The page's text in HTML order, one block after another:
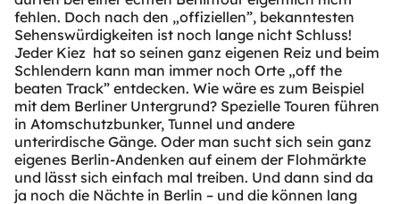
fehlen. Doch nach den „offiziellen”, bekanntesten
Sehenswürdigkeiten ist noch lange nicht Schluss!
Jeder Kiez hat so seinen ganz eigenen Reiz und beim
Schlendern kann man immer noch Orte „off the
beaten Track” entdecken. Wie wäre es zum Beispiel
mit dem Berliner Untergrund? Spezielle Touren führen
in Atomschutzbunker, Tunnel und andere
unterirdische Gänge. Oder man sucht sich sein ganz
eigenes Berlin-Andenken auf einem der Flohmärkte
und lässt sich einfach mal treiben. Und dann sind da
ja noch die Nächte in Berlin – und die können lang